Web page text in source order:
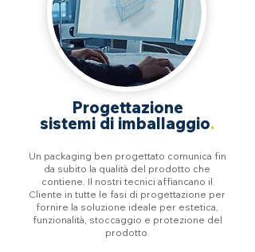
Progettazione
sistemi di imballaggio.
Un packaging ben progettato comunica fin
da subito la qualità del prodotto che
contiene. Il nostri tecnici affiancano il
Cliente in tutte le fasi di progettazione per
fornire la soluzione ideale per estetica,
funzionalità, stoccaggio e protezione del
prodotto.